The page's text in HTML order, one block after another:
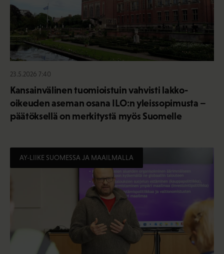
23.5.2026 7:40
Kansainvälinen tuomioistuin vahvisti lakko-
oikeuden aseman osana ILO:n yleissopimusta –
päätöksellä on merkitystä myös Suomelle
AY-LIIKE SUOMESSA JA MAAILMALLA